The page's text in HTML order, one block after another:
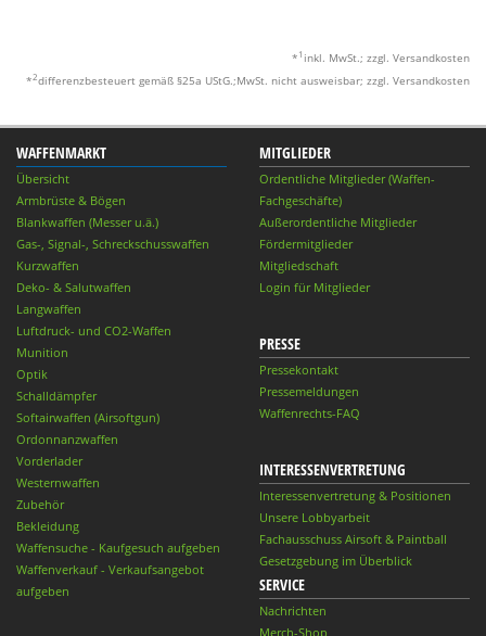
* 1 inkl. MwSt.; zzgl. Versandkosten
*2differenzbesteuert gemäß §25a UStG.;MwSt. nicht ausweisbar; zzgl. Versandkosten
WAFFENMARKT
Übersicht
Armbrüste & Bögen
Blankwaffen (Messer u.ä.)
Gas-, Signal-, Schreckschusswaffen
Kurzwaffen
Deko- & Salutwaffen
Langwaffen
Luftdruck- und CO2-Waffen
Munition
Optik
Schalldämpfer
Softairwaffen (Airsoftgun)
Ordonnanzwaffen
Vorderlader
Westernwaffen
Zubehör
Bekleidung
Waffensuche - Kaufgesuch aufgeben
Waffenverkauf - Verkaufsangebot
aufgeben
MITGLIEDER
Ordentliche Mitglieder (Waffen-
Fachgeschäfte)
Außerordentliche Mitglieder
Fördermitglieder
Mitgliedschaft
Login für Mitglieder
PRESSE
Pressekontakt
Pressemeldungen
Waffenrechts-FAQ
INTERESSENVERTRETUNG
Interessenvertretung & Positionen
Unsere Lobbyarbeit
Fachausschuss Airsoft & Paintball
Gesetzgebung im Überblick
SERVICE
Nachrichten
Merch-Shop